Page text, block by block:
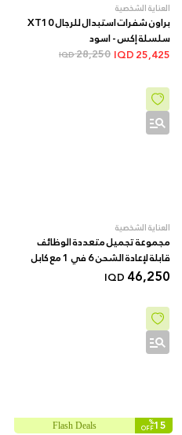
العناية الشخصية
براون شفرات استبدال للرجال XT10
سلسلة إكس - اسود
25,425
28,250
IQD
العناية الشخصية
مجموعة تجميل متعددة الوظائف
قابلة لإعادة الشحن 6 في 1 مع كابل
USB من کریبتون
46,250
IQD
15
%
OFF
Flash Deals